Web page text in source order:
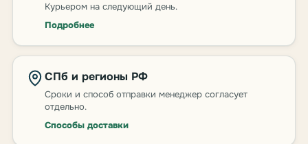
Курьером на следующий день.
Подробнее
СПб и регионы РФ
Сроки и способ отправки менеджер согласует
отдельно.
Способы доставки